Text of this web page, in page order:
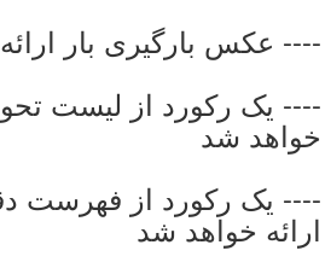
---- عکس بارگیری بار
---- یک رکورد از لیست
خواهد شد
---- یک رکورد از فهرست
ارائه خواهد شد